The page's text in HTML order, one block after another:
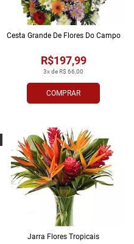
COMPRAR
3x de R$ 66,00
R$197,99
Cesta Grande De Flores Do Campo
Jarra Flores Tropi­cais